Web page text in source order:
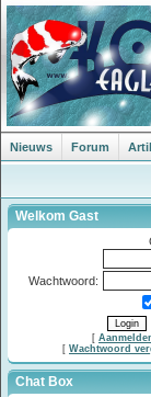
Nieuws Forum
Welkom Gast
Wachtwoord:
[
[ Wachtwoord
Chat Box